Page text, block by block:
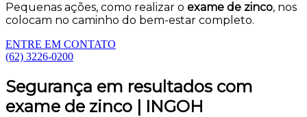
Pequenas ações, como realizar o exame de zinco, nos
colocam no caminho do bem-estar completo.
ENTRE EM CONTATO
(62) 3226-0200
Segurança em resultados com
exame de zinco | INGOH